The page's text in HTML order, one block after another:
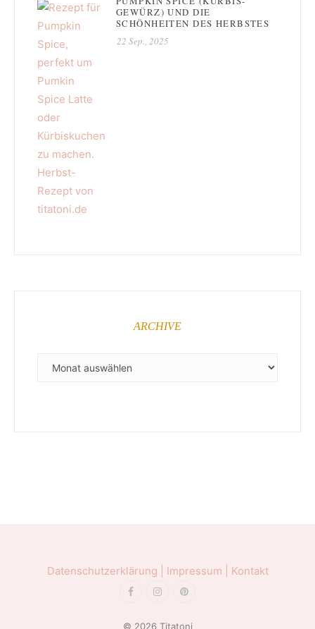
GEWÜRZ) UND DIE
SCHÖNHEITEN DES HERBSTES
22 Sep., 2025
ARCHIVE
ARCHIVE
Datenschutzerklärung | Impressum | Kontakt
© 2026 Titatoni